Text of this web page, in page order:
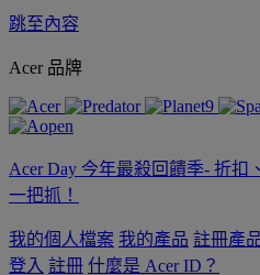
跳至內容
Acer 品牌
Acer Day 今年最殺回饋季- 折扣
一把抓！
我的個人檔案 我的產品 註冊產
登入 註冊 什麼是 Acer ID？